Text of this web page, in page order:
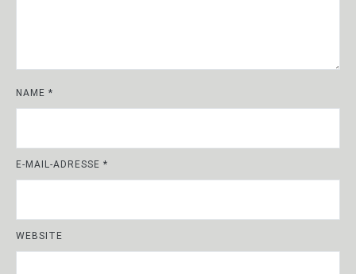
NAME *
E-MAIL-ADRESSE *
WEBSITE